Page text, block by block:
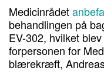
Medicinrådet
behandlingen på
EV-302, hvilket
forpersonen for
blærekræft,